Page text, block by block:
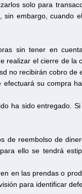
solo para
sin embargo, cuando
sin tener en
realizar el cierre de la
no recibirán cobro de
su compra
ha sido entregado.
de reembolso de
ello se tendrá
en las prendas o
para identificar